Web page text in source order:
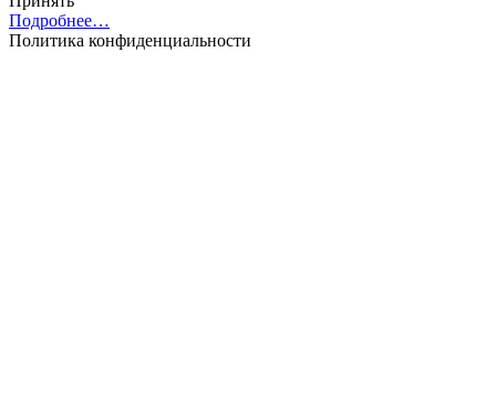
Подробнее…
Политика конфиденциальности